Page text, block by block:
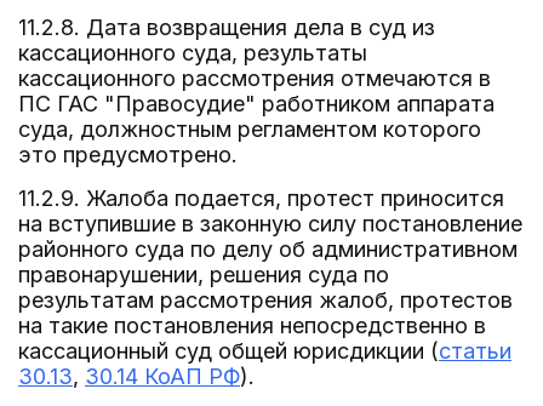
11.2.8. Дата возвращения дела в суд из
кассационного суда, результаты
кассационного рассмотрения отмечаются в
ПС ГАС "Правосудие" работником аппарата
суда, должностным регламентом которого
это предусмотрено.
11.2.9. Жалоба подается, протест приносится
на вступившие в законную силу постановление
районного суда по делу об административном
правонарушении, решения суда по
результатам рассмотрения жалоб, протестов
на такие постановления непосредственно в
кассационный суд общей юрисдикции (статьи
30.13, 30.14 КоАП РФ).